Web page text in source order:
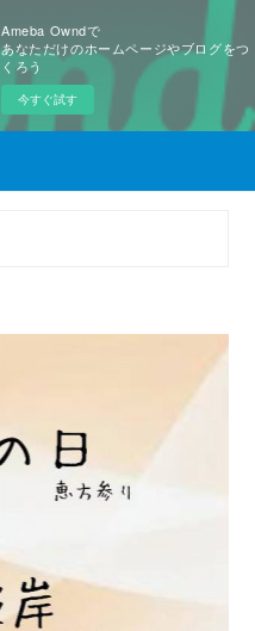
Ameba Owndで
あなただけのホームページやブログをつ
くろう
今すぐ試す